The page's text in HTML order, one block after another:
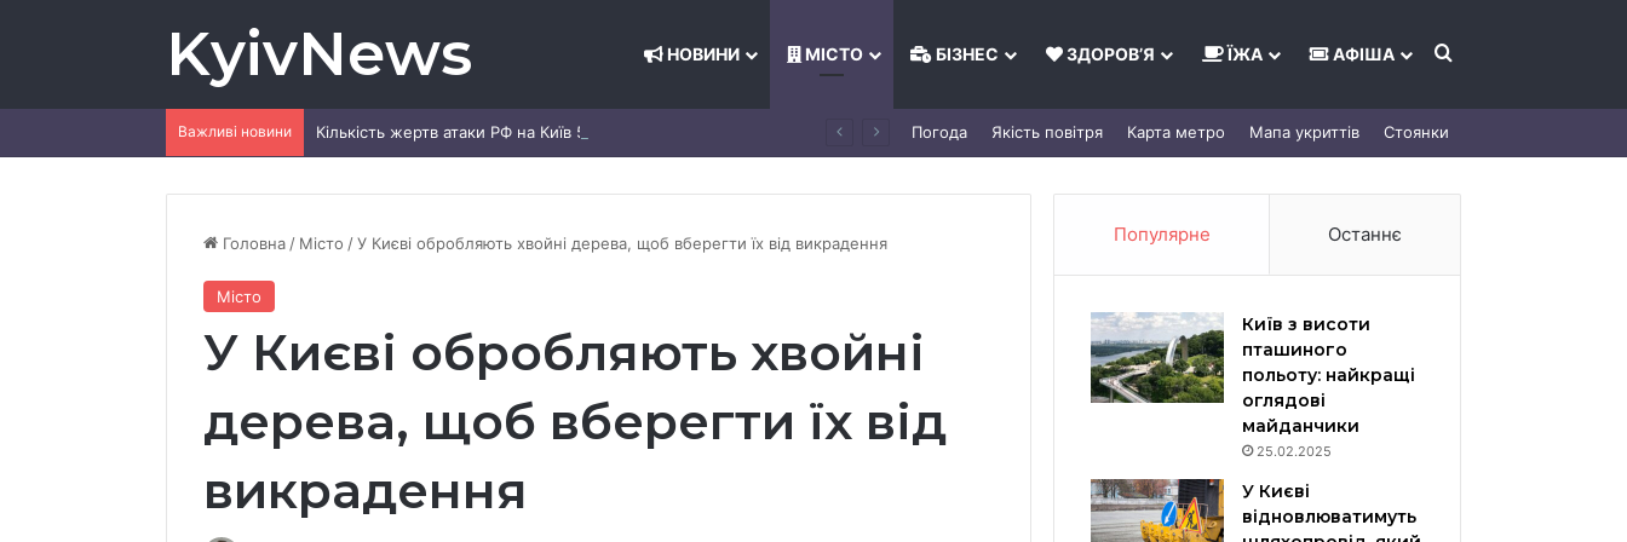
KyivNews НОВИНИ МІСТО БІЗНЕС ЗДОРОВ’Я ЇЖА АФІША Шукати
Важливі новини Кількість жертв атаки РФ на Київ 5 серпня зросла: деталі Погода Якість повітря Карта метро Мапа укриттів Стоянки
Головна / Місто /У Києві обробляють хвойні дерева, щоб вберегти їх від викрадення
Місто
У Києві обробляють хвойні
дерева, щоб вберегти їх від
викрадення
Популярне Останнє
Київ з висоти
пташиного
польоту: найкращі
оглядові
майданчики
25.02.2025
У Києві
відновлюватимуть